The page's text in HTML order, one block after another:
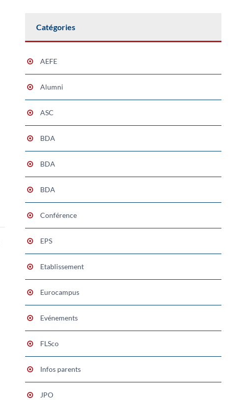
Catégories
AEFE
Alumni
ASC
BDA
BDA
BDA
Conférence
EPS
Etablissement
Eurocampus
Evénements
FLSco
Infos parents
JPO